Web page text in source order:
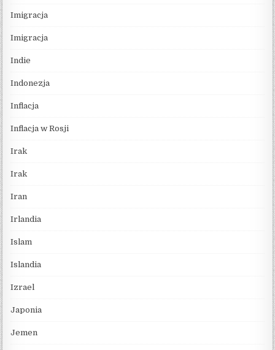
Imigracja
Imigracja
Indie
Indonezja
Inflacja
Inflacja w Rosji
Irak
Irak
Iran
Irlandia
Islam
Islandia
Izrael
Japonia
Jemen